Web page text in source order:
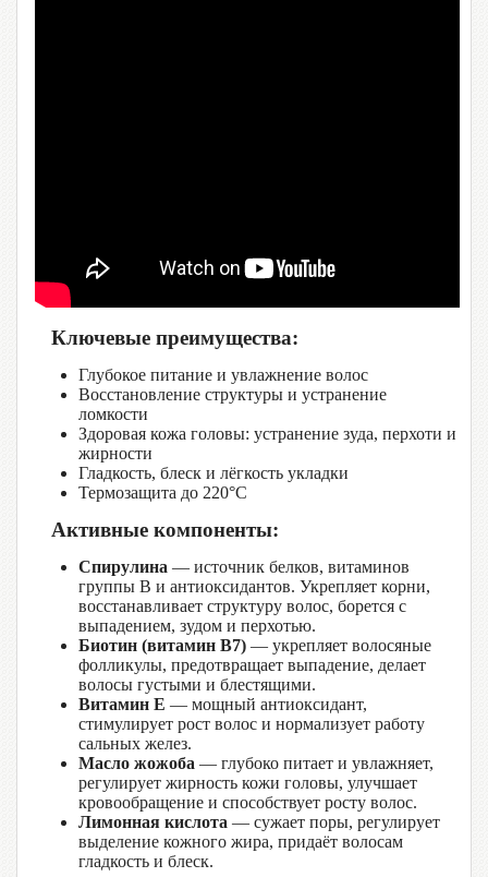
Ключевые преимущества:
Глубокое питание и увлажнение волос
Восстановление структуры и устранение
ломкости
Здоровая кожа головы: устранение зуда, перхоти и
жирности
Гладкость, блеск и лёгкость укладки
Термозащита до 220°C
Активные компоненты:
Спирулина — источник белков, витаминов
группы B и антиоксидантов. Укрепляет корни,
восстанавливает структуру волос, борется с
выпадением, зудом и перхотью.
Биотин (витамин B7) — укрепляет волосяные
фолликулы, предотвращает выпадение, делает
волосы густыми и блестящими.
Витамин Е — мощный антиоксидант,
стимулирует рост волос и нормализует работу
сальных желез.
Масло жожоба — глубоко питает и увлажняет,
регулирует жирность кожи головы, улучшает
кровообращение и способствует росту волос.
Лимонная кислота — сужает поры, регулирует
выделение кожного жира, придаёт волосам
гладкость и блеск.